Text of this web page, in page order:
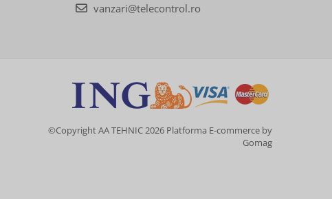
vanzari@telecontrol.ro
©Copyright AA TEHNIC 2026 Platforma E-commerce by
Gomag